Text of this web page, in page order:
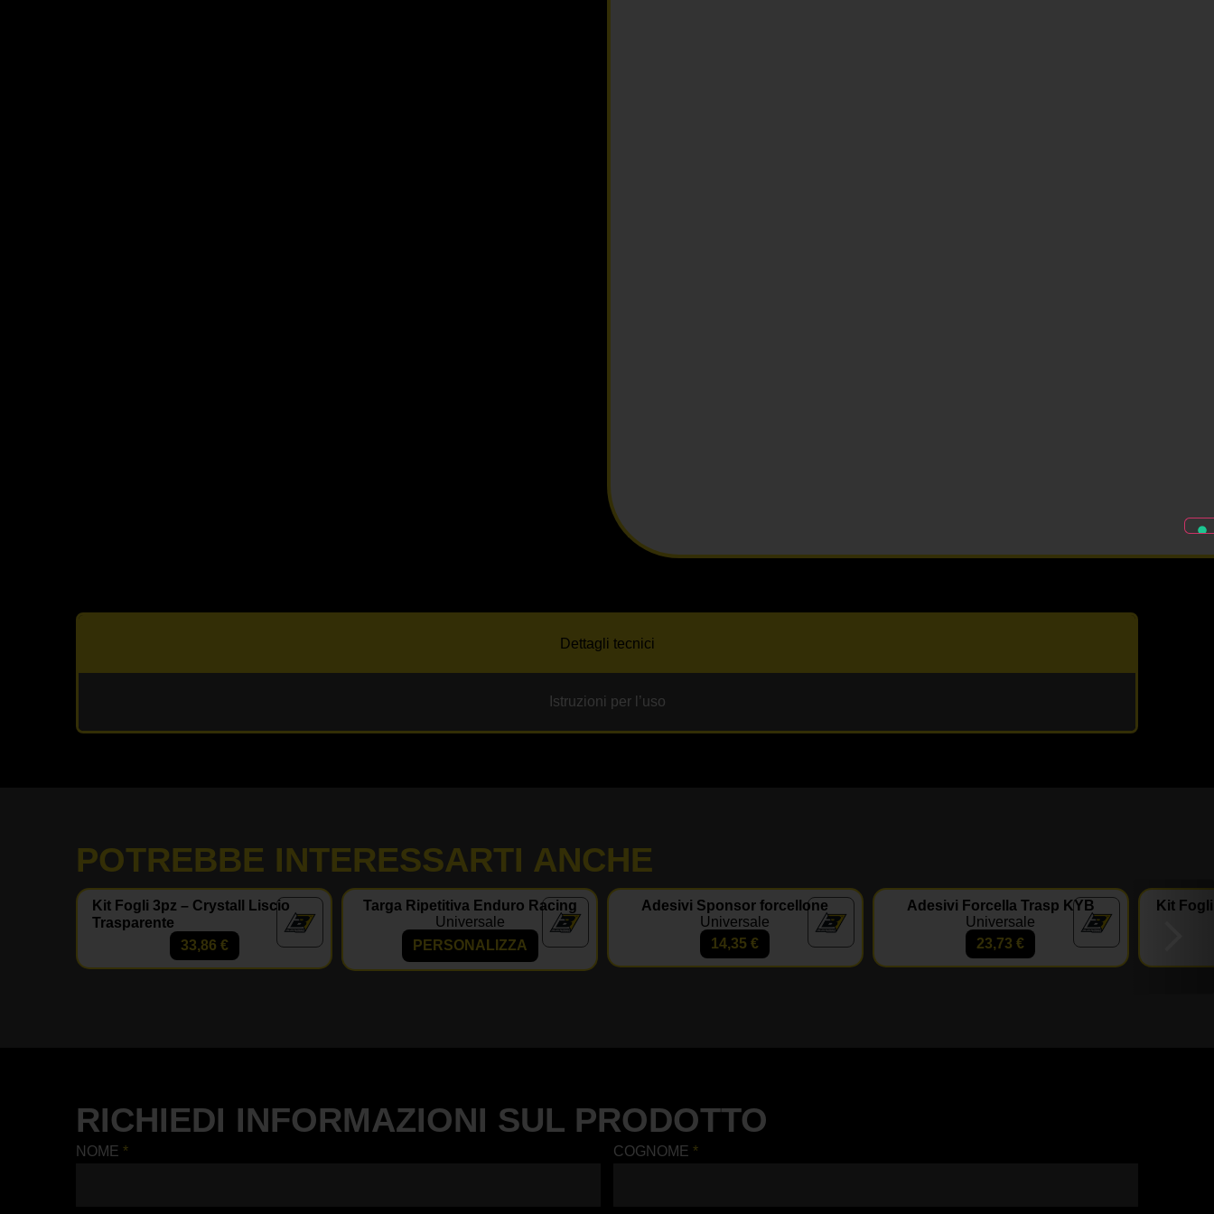
Dettagli tecnici
Istruzioni per l’uso
POTREBBE INTERESSARTI ANCHE
Kit Fogli 3pz – Crystall Liscio
Trasparente
33,86 €
Targa Ripetitiva Enduro Racing
Universale
PERSONALIZZA
Adesivi Sponsor forcellone
Universale
14,35€
Adesivi Forcella Trasp KYB
Universale
23,73€
Kit
RICHIEDI INFORMAZIONI SUL PRODOTTO
NOME* COGNOME *